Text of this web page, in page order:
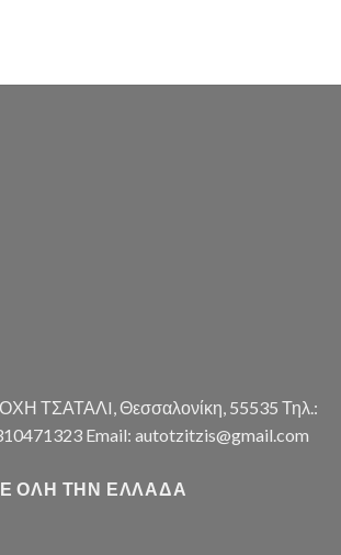
ΤΣΑΤΑΛI, Θεσσαλονίκη, 55535 Τηλ.:
Email: autotzitzis@gmail.com
ΌΛΗ ΤΗΝ ΕΛΛΆΔΑ